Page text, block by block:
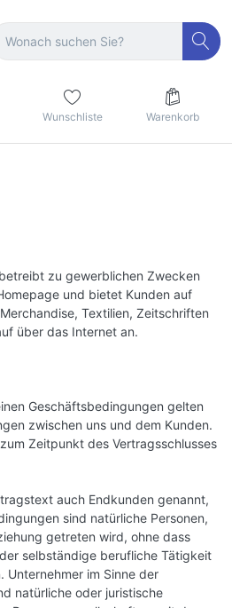
Wunschliste Warenkorb
zu gewerblichen Zwecken
und bietet Kunden auf
Textilien, Zeitschriften
über das Internet an.
Geschäftsbedingungen gelten
zwischen uns und dem Kunden.
Zeitpunkt des Vertragsschlusses
auch Endkunden genannt,
sind natürliche Personen,
getreten wird, ohne dass
selbständige berufliche Tätigkeit
Unternehmer im Sinne der
natürliche oder juristische